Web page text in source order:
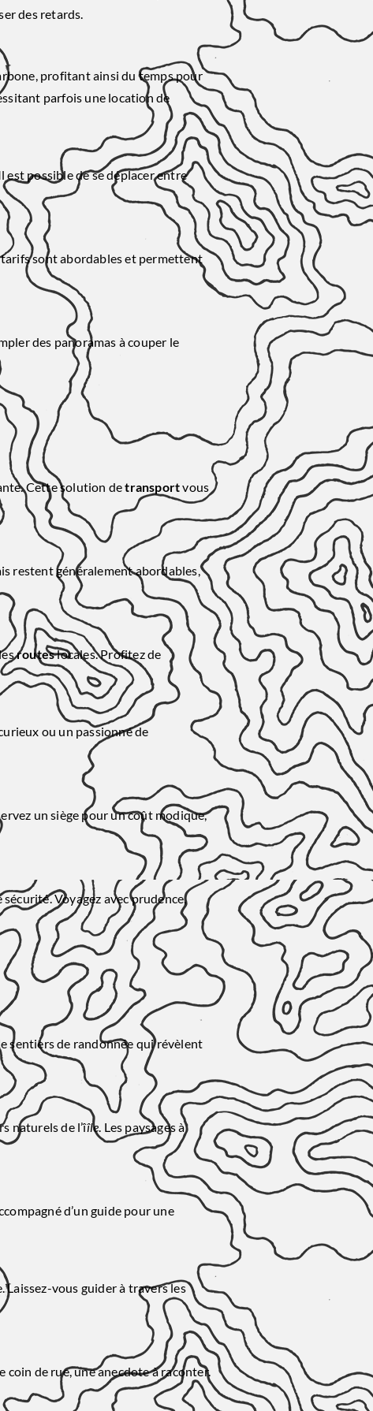
des retards.
profitant ainsi du temps pour
parfois une location de
possible de se déplacer entre
sont abordables et permettent
des panoramas à couper le
Cette solution detransportvous
restent généralement abordables,
routeslocales. Profitez de
ou un passionné de
un siège pour un coût modique,
Voyagez avec prudence,
sentiers de randonnée qui révèlent
naturels de l’îîle . Les paysages à
d’un guide pour une
vous guider à travers les
de rue, une anecdote à raconter.